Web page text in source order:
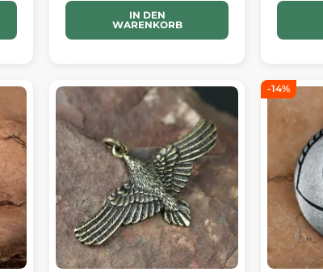
IN DEN
WARENKORB
-14%